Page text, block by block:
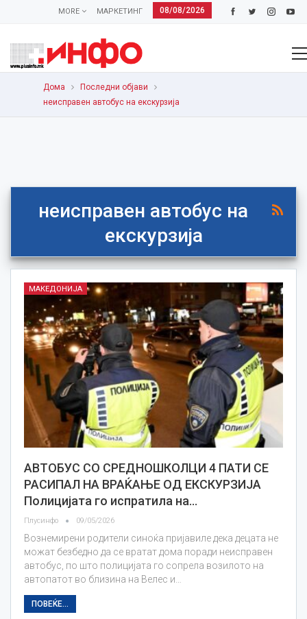
08/08/2026
МАРКЕТИНГ
MORE
Дома
Последни објави
неисправен автобус на екскурзија
неисправен автобус на
екскурзија
МАКЕДОНИЈА
АВТОБУС СО СРЕДНОШКОЛЦИ 4 ПАТИ СЕ
РАСИПАЛ НА ВРАЌАЊЕ ОД ЕКСКУРЗИЈА
Полицијата го испратила на…
Плусинфо 09/05/2026
Вознемирени родители синоќа пријавиле дека децата не
можат безбедно да се вратат дома поради неисправен
автобус, по што полицијата го сопрела возилото на
автопатот во близина на Велес и…
ПОВЕЌЕ...